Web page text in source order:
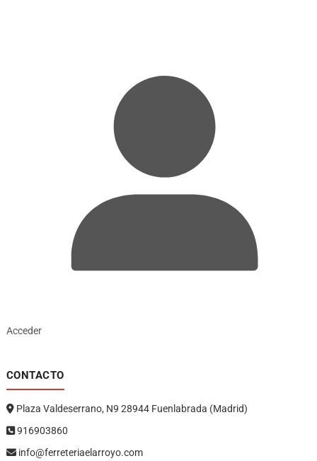
Acceder
CONTACTO
Plaza Valdeserrano, N9 28944 Fuenlabrada (Madrid)
916903860
info@ferreteriaelarroyo.com